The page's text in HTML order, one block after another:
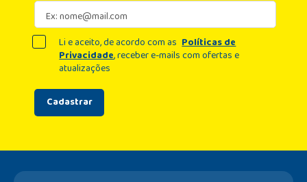
Cadastrar
Li e aceito, de acordo com as Políticas de
Privacidade, receber e-mails com ofertas e
atualizações